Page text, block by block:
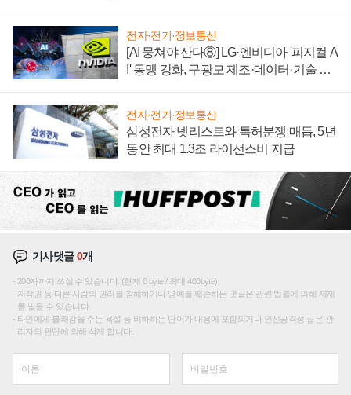
전자·전기·정보통신
[AI 뭉쳐야 산다⑧] LG·엔비디아 '피지컬 A
I' 동맹 강화, 구광모 제조·데이터·기술 결
전자·전기·정보통신
삼성전자 넷리스트와 특허분쟁 매듭, 5년
동안 최대 1.3조 라이선스비 지급
기사댓글0개
200자까지 쓰실 수 있습니다. (현재 0 byte / 최대 400byte)
저작권 등 다른 사람의 권리를 침해하거나 명예를 훼손하는 댓글은 관련 법률에 의해 제재
를 받을 수 있습니다.
타인에게 불쾌감을 주는 욕설 등 비하하는 단어가 내용에 포함되거나 인신공격성 글은 관
리자의 판단에 의해 삭제 합니다.